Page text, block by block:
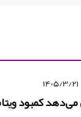
1405/3/21